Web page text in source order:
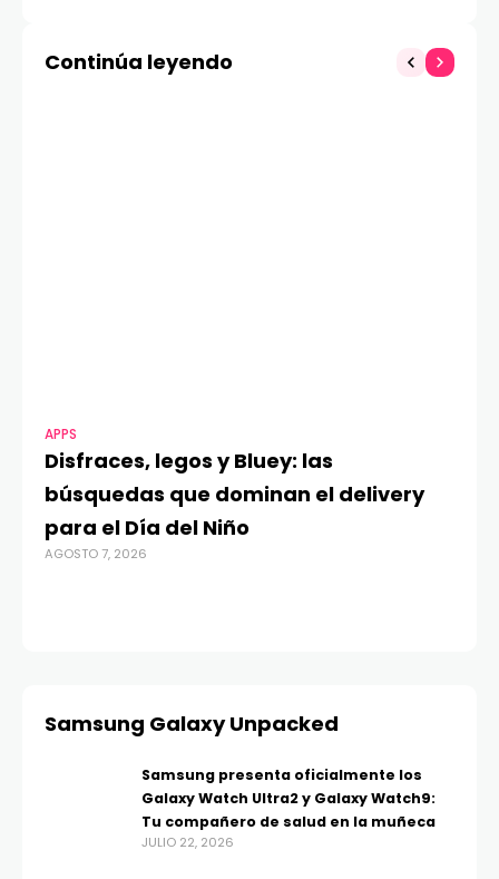
Continúa leyendo
APPS
Disfraces, legos y Bluey: las
búsquedas que dominan el delivery
para el Día del Niño
AGOSTO 7, 2026
Samsung Galaxy Unpacked
Samsung presenta oficialmente los
Galaxy Watch Ultra2 y Galaxy Watch9:
Tu compañero de salud en la muñeca
JULIO 22, 2026